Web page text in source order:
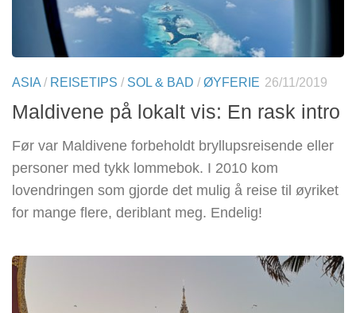
ASIA / REISETIPS / SOL & BAD / ØYFERIE 26/11/2019
Maldivene på lokalt vis: En rask intro
Før var Maldivene forbeholdt bryllupsreisende eller
personer med tykk lommebok. I 2010 kom
lovendringen som gjorde det mulig å reise til øyriket
for mange flere, deriblant meg. Endelig!